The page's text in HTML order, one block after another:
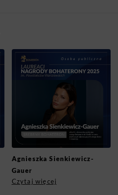
Agnieszka Sienkiewicz-
Gauer
Czytaj więcej